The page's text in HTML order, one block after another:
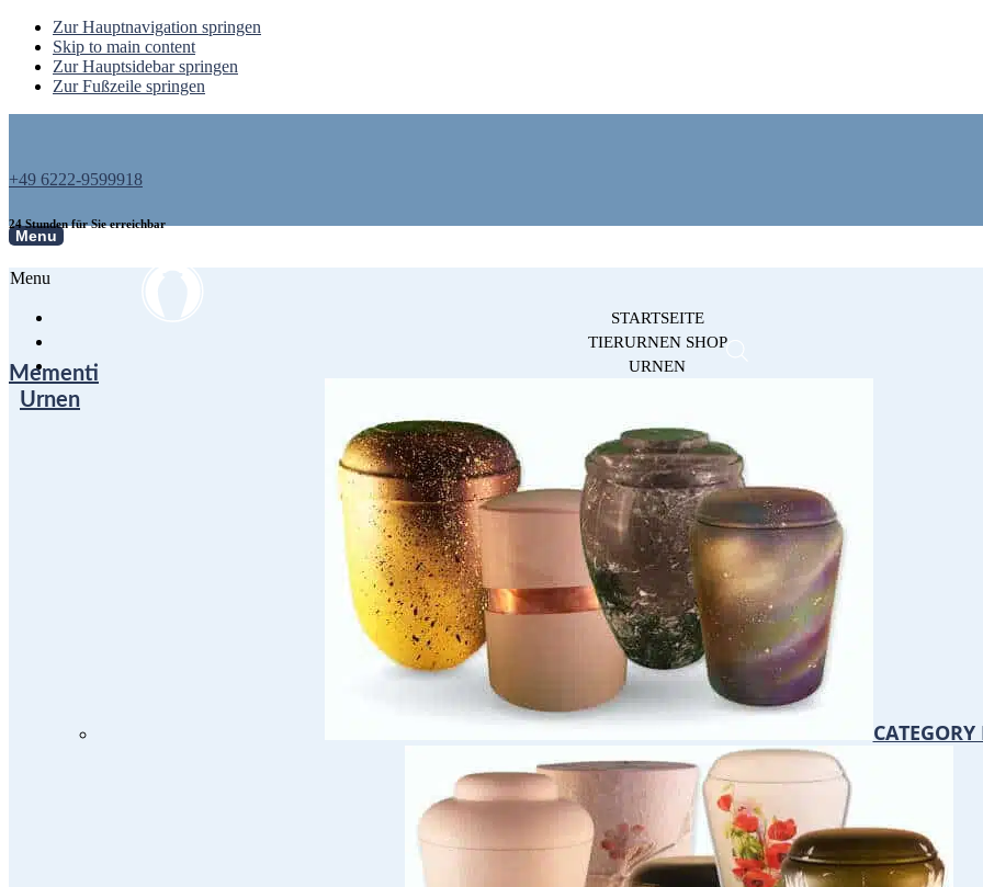
Zur Hauptnavigation springen
Skip to main content
Zur Hauptsidebar springen
Zur Fußzeile springen
+49 6222-9599918
24 Stunden für Sie erreichbar
Mementi
Urnen
Menu
Menu
STARTSEITE
TIERURNEN SHOP
URNEN